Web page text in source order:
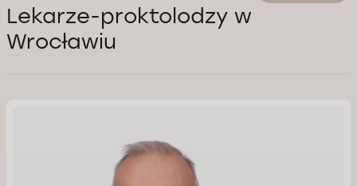
Lekarze-proktolodzy w
Wrocławiu